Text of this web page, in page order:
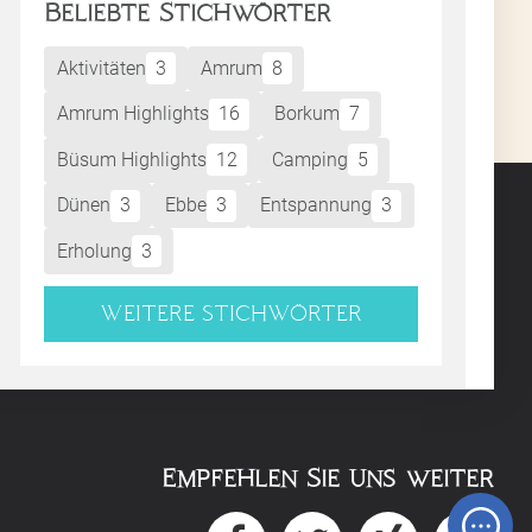
Beliebte Stichwörter
Aktivitäten 3 Amrum 8
Amrum Highlights 16 Borkum 7
Büsum Highlights 12 Camping 5
Dünen 3 Ebbe 3 Entspannung 3
Erholung 3
WEITERE STICHWÖRTER
Empfehlen Sie uns weiter